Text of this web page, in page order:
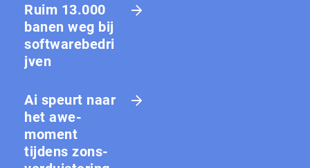
Ruim 13.000
banen weg bij
softwarebedri
jven
Ai speurt naar
het awe-
moment
tijdens zons­